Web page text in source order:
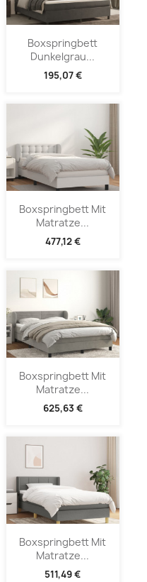
Boxspringbett
Dunkelgrau...
195,07 €
Boxspringbett Mit
Matratze...
477,12 €
Boxspringbett Mit
Matratze...
625,63 €
Boxspringbett Mit
Matratze...
511,49 €